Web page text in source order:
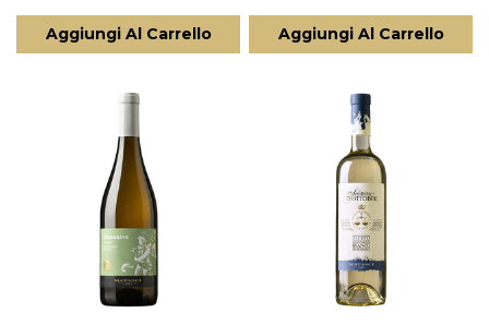
Aggiungi Al Carrello Aggiungi Al Carrello